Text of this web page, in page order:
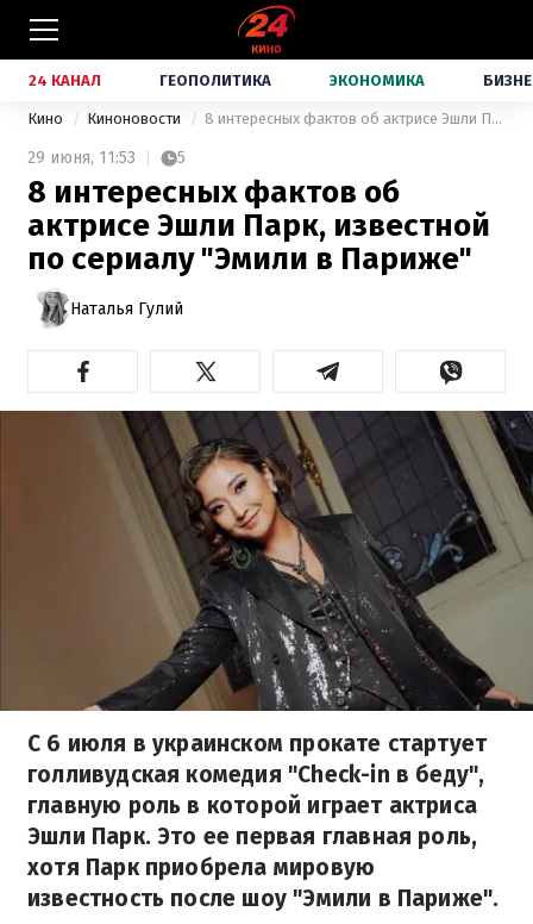
24 КАНАЛ ГЕОПОЛИТИКА ЭКОНОМИКА
Кино Киноновости 8 интересных фактов об актрисе Эшли Парк, известной по сериалу "Эмили в Париже"
29 июня, 11:53 5
8 интересных фактов об
актрисе Эшли Парк, известной
по сериалу "Эмили в Париже"
Наталья Гулий
С 6 июля в украинском прокате стартует
голливудская комедия "Check-in в беду",
главную роль в которой играет актриса
Эшли Парк. Это ее первая главная роль,
хотя Парк приобрела мировую
известность после шоу "Эмили в Париже".